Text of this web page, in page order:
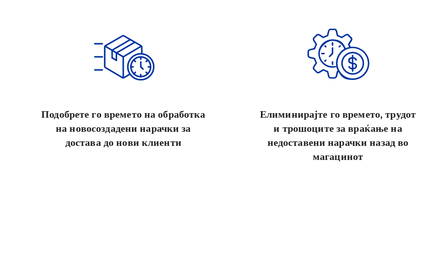
Подобрете го времето на обработка
на новосоздадени нарачки за
достава до нови клиенти
Елиминирајте го времето, трудот
и трошоците за враќање на
недоставени нарачки назад во
магацинот